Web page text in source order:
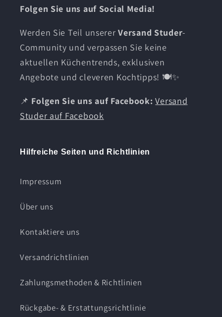
Folgen Sie uns auf Social Media!
Werden Sie Teil unsererVersand Studer-
Community und verpassen Sie keine
aktuellen Küchentrends, exklusiven
Angebote und cleveren Kochtipps! 🍽️✨
📌 Folgen Sie uns auf Facebook: Versand
Studer auf Facebook
Hilfreiche Seiten und Richtlinien
Impressum
Über uns
Kontaktiere uns
Versandrichtlinien
Zahlungsmethoden & Richtlinien
Rückgabe- & Erstattungsrichtlinie